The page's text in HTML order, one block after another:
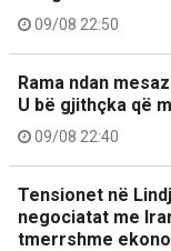
09/08 22:50
Rama ndan
U bë gjithçka që
09/08 22:40
Tensionet në
negociatat me
tmerrshme